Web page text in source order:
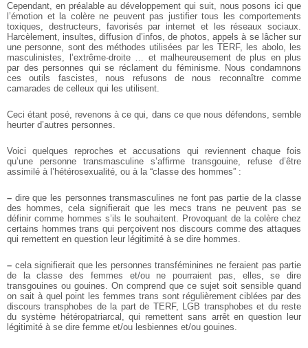
Cependant, en préalable au développement qui suit, nous posons ici que
l’émotion et la colère ne peuvent pas justifier tous les comportements
toxiques, destructeurs, favorisés par internet et les réseaux sociaux.
Harcèlement, insultes, diffusion d’infos, de photos, appels à se lâcher sur
une personne, sont des méthodes utilisées par les TERF, les abolo, les
masculinistes, l’extrême-droite … et malheureusement de plus en plus
par des personnes qui se réclament du féminisme. Nous condamnons
ces outils fascistes, nous refusons de nous reconnaître comme
camarades de celleux qui les utilisent.
Ceci étant posé, revenons à ce qui, dans ce que nous défendons, semble
heurter d’autres personnes.
Voici quelques reproches et accusations qui reviennent chaque fois
qu’une personne transmasculine s’affirme transgouine, refuse d’être
assimilé à l’hétérosexualité, ou à la “classe des hommes” :
– dire que les personnes transmasculines ne font pas partie de la classe
des hommes, cela signifierait que les mecs trans ne peuvent pas se
définir comme hommes s’ils le souhaitent. Provoquant de la colère chez
certains hommes trans qui perçoivent nos discours comme des attaques
qui remettent en question leur légitimité à se dire hommes.
– cela signifierait que les personnes transféminines ne feraient pas partie
de la classe des femmes et/ou ne pourraient pas, elles, se dire
transgouines ou gouines. On comprend que ce sujet soit sensible quand
on sait à quel point les femmes trans sont régulièrement ciblées par des
discours transphobes de la part de TERF, LGB transphobes et du reste
du système hétéropatriarcal, qui remettent sans arrêt en question leur
légitimité à se dire femme et/ou lesbiennes et/ou gouines.